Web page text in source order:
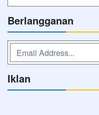
Berlangganan
Iklan